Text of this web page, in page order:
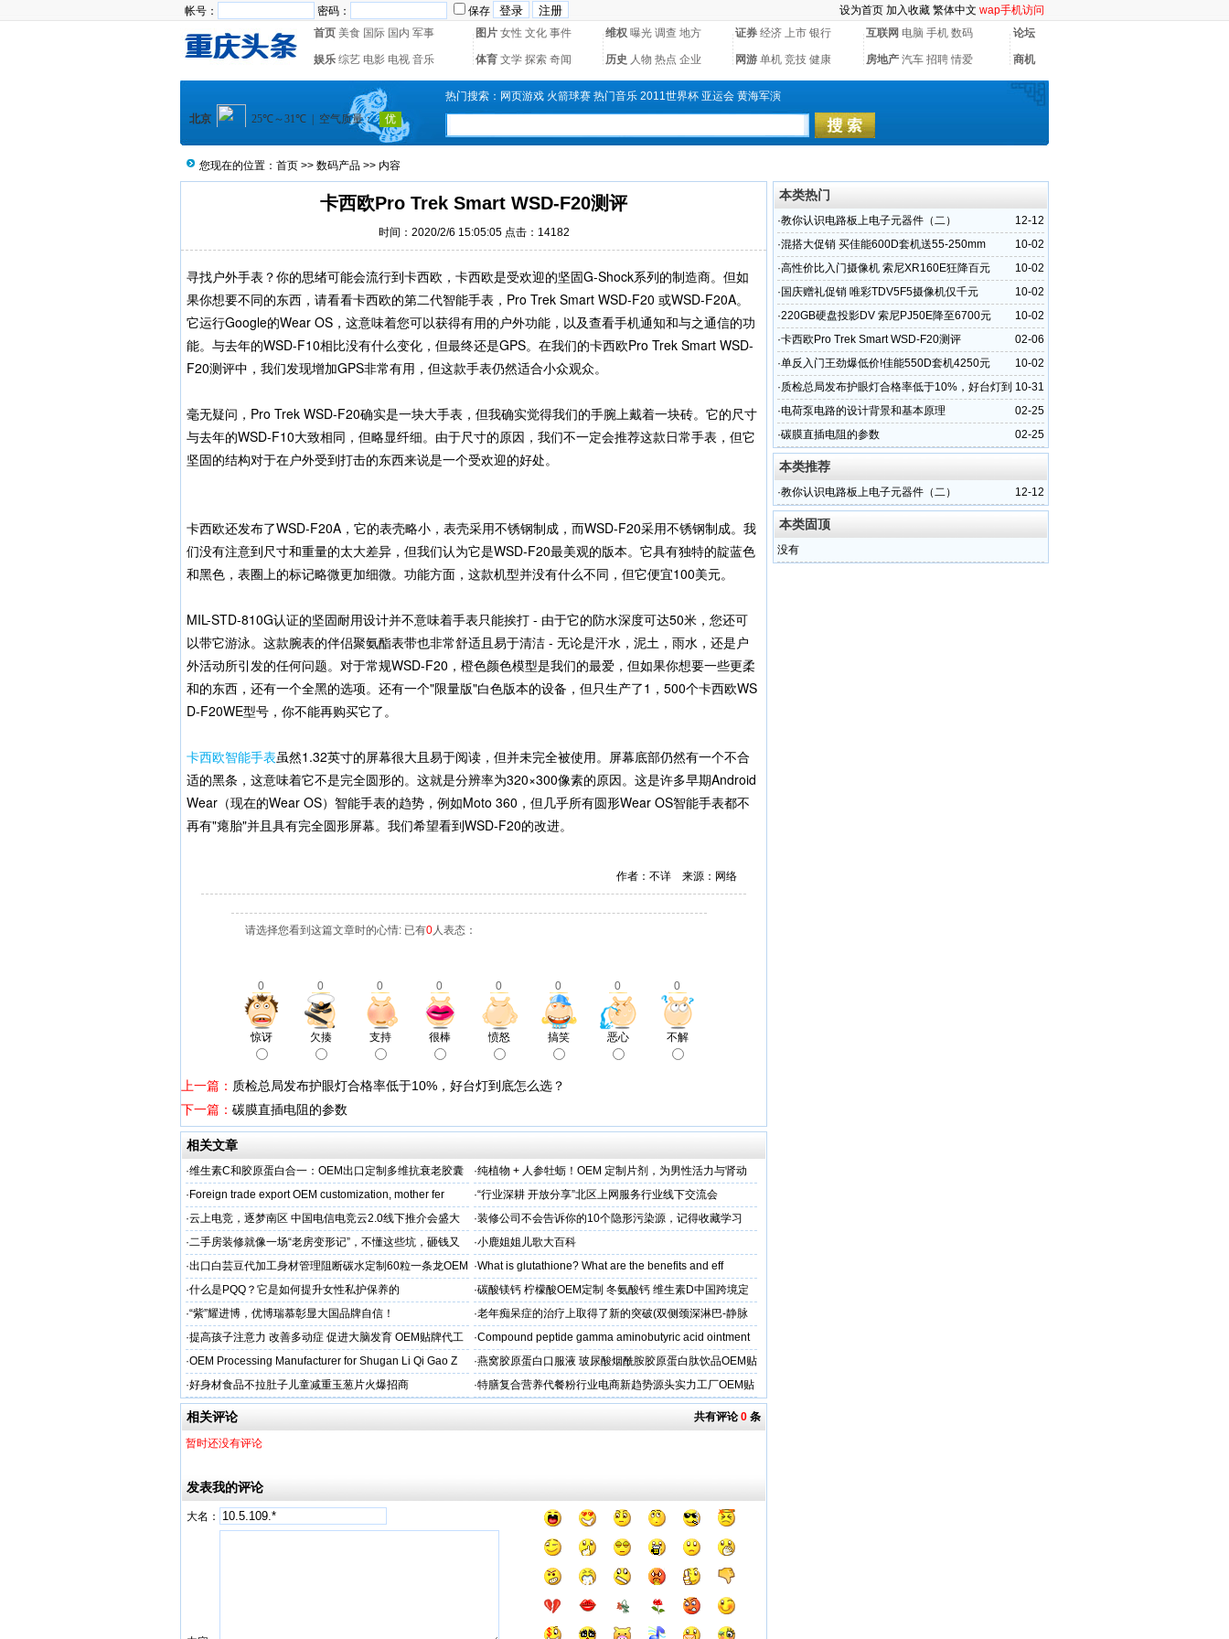
帐号： 密码： 保存 设为首页 加入收藏 繁体中文 wap手机访问
首页 美食 国际 国内 军事 图片 女性 文化 事件 维权 曝光 调查 地方 证券 经济 上市 银行 互联网 电脑 手机 数码 论坛
娱乐 综艺 电影 电视 音乐 体育 文学 探索 奇闻 历史 人物 热点 企业 网游 单机 竞技 健康 房地产 汽车 招聘 情爱 商机
热门搜索： 网页游戏 火箭球赛 热门音乐 2011世界杯 亚运会 黄海军演
您现在的位置： 首页 >> 数码产品 >> 内容
卡西欧Pro Trek Smart WSD-F20测评
时间：2020/2/6 15:05:05 点击：14182
寻找户外手表？你的思绪可能会流行到卡西欧，卡西欧是受欢迎的坚固G-Shock系列的制造商。但如
果你想要不同的东西，请看看卡西欧的第二代智能手表，Pro Trek Smart WSD-F20 或WSD-F20A。
它运行Google的Wear OS，这意味着您可以获得有用的户外功能，以及查看手机通知和与之通信的功
能。与去年的WSD-F10相比没有什么变化，但最终还是GPS。在我们的卡西欧Pro Trek Smart WSD-
F20测评中，我们发现增加GPS非常有用，但这款手表仍然适合小众观众。
毫无疑问，Pro Trek WSD-F20确实是一块大手表，但我确实觉得我们的手腕上戴着一块砖。它的尺寸
与去年的WSD-F10大致相同，但略显纤细。由于尺寸的原因，我们不一定会推荐这款日常手表，但它
坚固的结构对于在户外受到打击的东西来说是一个受欢迎的好处。
卡西欧还发布了WSD-F20A，它的表壳略小，表壳采用不锈钢制成，而WSD-F20采用不锈钢制成。我
们没有注意到尺寸和重量的太大差异，但我们认为它是WSD-F20最美观的版本。它具有独特的靛蓝色
和黑色，表圈上的标记略微更加细微。功能方面，这款机型并没有什么不同，但它便宜100美元。
MIL-STD-810G认证的坚固耐用设计并不意味着手表只能挨打 - 由于它的防水深度可达50米，您还可
以带它游泳。这款腕表的伴侣聚氨酯表带也非常舒适且易于清洁 - 无论是汗水，泥土，雨水，还是户
外活动所引发的任何问题。对于常规WSD-F20，橙色颜色模型是我们的最爱，但如果你想要一些更柔
和的东西，还有一个全黑的选项。还有一个"限量版"白色版本的设备，但只生产了1，500个卡西欧WS
D-F20WE型号，你不能再购买它了。
卡西欧智能手表虽然1.32英寸的屏幕很大且易于阅读，但并未完全被使用。屏幕底部仍然有一个不合
适的黑条，这意味着它不是完全圆形的。这就是分辨率为320×300像素的原因。这是许多早期Android
Wear（现在的Wear OS）智能手表的趋势，例如Moto 360，但几乎所有圆形Wear OS智能手表都不
再有"瘪胎"并且具有完全圆形屏幕。我们希望看到WSD-F20的改进。
作者：不详 来源：网络
请选择您看到这篇文章时的心情: 已有0人表态：
0 0 0 0 0 0 0 0
惊讶 欠揍 支持 很棒 愤怒 搞笑 恶心 不解
上一篇： 质检总局发布护眼灯合格率低于10%，好台灯到底怎么选？
下一篇： 碳膜直插电阻的参数
相关文章
·维生素C和胶原蛋白合一：OEM出口定制多维抗衰老胶囊 ·纯植物 + 人参牡蛎！OEM 定制片剂，为男性活力与肾动
力保驾护航
· Foreign trade export OEM customization, mother fer ·“行业深耕 开放分享”北区上网服务行业线下交流会
·云上电竞，逐梦南区 中国电信电竞云2.0线下推介会盛大
启幕
·装修公司不会告诉你的10个隐形污染源，记得收藏学习
·二手房装修就像一场“老房变形记”，不懂这些坑，砸钱又
糟心！看完这篇再开工
·小鹿姐姐儿歌大百科
·出口白芸豆代加工身材管理阻断碳水定制60粒一条龙OEM
贴牌
·What is glutathione? What are the benefits and eff
·什么是PQQ？它是如何提升女性私护保养的 ·碳酸镁钙 柠檬酸OEM定制 冬氨酸钙 维生素D中国跨境定
制
·“紫”耀进博，优博瑞慕彰显大国品牌自信！ ·老年痴呆症的治疗上取得了新的突破(双侧颈深淋巴-静脉
吻合术)
·提高孩子注意力 改善多动症 促进大脑发育 OEM贴牌代工 ·Compound peptide gamma aminobutyric acid ointment
·OEM Processing Manufacturer for Shugan Li Qi Gao Z ·燕窝胶原蛋白口服液 玻尿酸烟酰胺胶原蛋白肽饮品OEM贴
牌
·好身材食品不拉肚子儿童减重玉葱片火爆招商 ·特膳复合营养代餐粉行业电商新趋势源头实力工厂OEM贴
牌代工
共有评论0 条
相关评论
暂时还没有评论
发表我的评论
大名：
本类热门
12-12
·教你认识电路板上电子元器件（二）
10-02
·混搭大促销 买佳能600D套机送55-250mm
10-02
·高性价比入门摄像机 索尼XR160E狂降百元
10-02
· 国庆赠礼促销 唯彩TDV5F5摄像机仅千元
10-02
·220GB硬盘投影DV 索尼PJ50E降至6700元
02-06
·卡西欧Pro Trek Smart WSD-F20测评
10-02
·单反入门王劲爆低价!佳能550D套机4250元
10-31
·质检总局发布护眼灯合格率低于10%，好台灯到
底怎么选？
02-25
·电荷泵电路的设计背景和基本原理
02-25
·碳膜直插电阻的参数
本类推荐
12-12
·教你认识电路板上电子元器件（二）
本类固顶
没有